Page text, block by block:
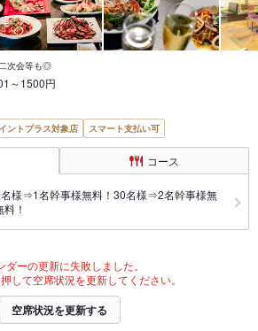
次会等も◎
～1500円
ントプラス対象店 スマート支払い可
コース
名様⇒1名幹事様無料！30名様⇒2名幹事様無
！
ダーの更新に失敗しました。
して空席状況を更新してください。
空席状況を更新する